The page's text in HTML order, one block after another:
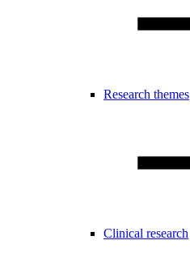
Research themes
Clinical research